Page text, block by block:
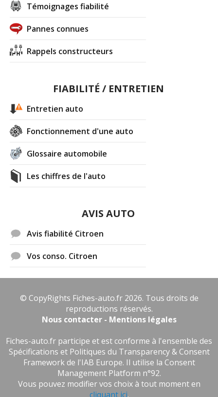
Témoignages fiabilité
Pannes connues
Rappels constructeurs
FIABILITÉ / ENTRETIEN
Entretien auto
Fonctionnement d'une auto
Glossaire automobile
Les chiffres de l'auto
AVIS AUTO
Avis fiabilité Citroen
Vos conso. Citroen
© CopyRights Fiches-auto.fr 2026. Tous droits de
reproductions réservés.
Nous contacter - Mentions légales
Fiches-auto.fr participe et est conforme à l'ensemble des
Spécifications et Politiques du Transparency & Consent
Framework de l'IAB Europe. Il utilise la Consent
Management Platform n°92.
Vous pouvez modifier vos choix à tout moment en
cliquant ici.